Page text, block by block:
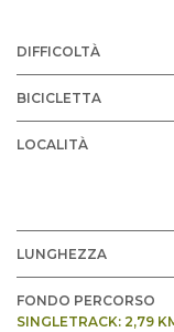
DIFFICOLTÀ
BICICLETTA
LOCALITÀ
LUNGHEZZA
FONDO PERCORSO
SINGLETRACK: 2,79